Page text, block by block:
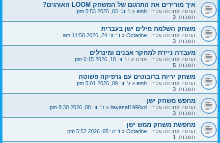
איך מורידים את התרגום של המשחק LOOM האורגים?
הודעה אחרונה על ידי emh
«ו' יולי 03, 2026 5:53 pm
תגובות: 2
משחק השלמת מילים ישן בעברית
הודעה אחרונה על ידי Octarine
«ד' יוני 24, 2026 11:58 am
תגובות: 3
מעבדה ניידת למחקר אבנים ומינרלים
הודעה אחרונה על ידי אורח«ה' יוני 18, 2026 6:15 pm
תגובות: 5
משחק יריות ברובוטים עם גרפיקה פשוטה
הודעה אחרונה על ידי emh
«ג' יוני 09, 2026 5:01 pm
תגובות: 3
מחפש משחק ישן
הודעה אחרונה על ידי itayasaf1990xd
«ב' יוני 08, 2026 8:30 pm
תגובות: 3
מחפשת משחק ממש ישן
הודעה אחרונה על ידי Octarine
«ו' יוני 05, 2026 5:52 pm
תגובות: 1